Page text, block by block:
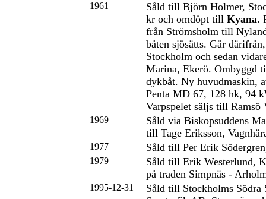
1961
Såld till Björn Holmer,
kr och omdöpt till Kyana.
från Strömsholm till
båten sjösätts. Går
Stockholm och sedan
Marina, Ekerö. Ombyggd
dykbåt. Ny huvudmaskin,
Penta MD 67, 128 hk, 94
Varpspelet säljs till Ramsö
1969
Såld via Biskopsuddens
till Tage Eriksson,
1977 Såld till Per Erik
1979
Såld till Erik Westerlund,
på traden Simpnäs -
1995-12-31
Såld till Stockholms Södra